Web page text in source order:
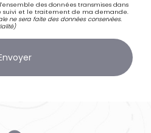
des données transmises dans
suivi et le traitement de ma demande.
ne sera faite des données conservées.
)